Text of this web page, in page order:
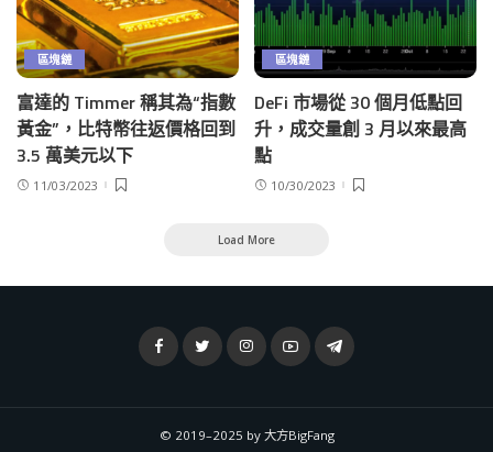
區塊鏈
富達的 Timmer 稱其為“指數
黃金”，比特幣往返價格回到
3.5 萬美元以下
11/03/2023
區塊鏈
DeFi 市場從 30 個月低點回
升，成交量創 3 月以來最高
點
10/30/2023
Load More
© 2019–2025 by 大方BigFang